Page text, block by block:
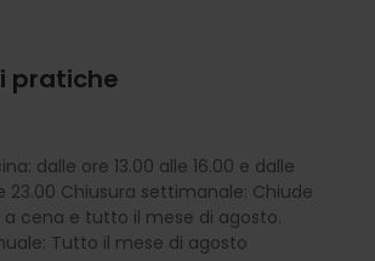
pratiche
dalle ore 13.00 alle 16.00 e dalle
23.00 Chiusura settimanale: Chiude
cena e tutto il mese di agosto.
Tutto il mese di agosto